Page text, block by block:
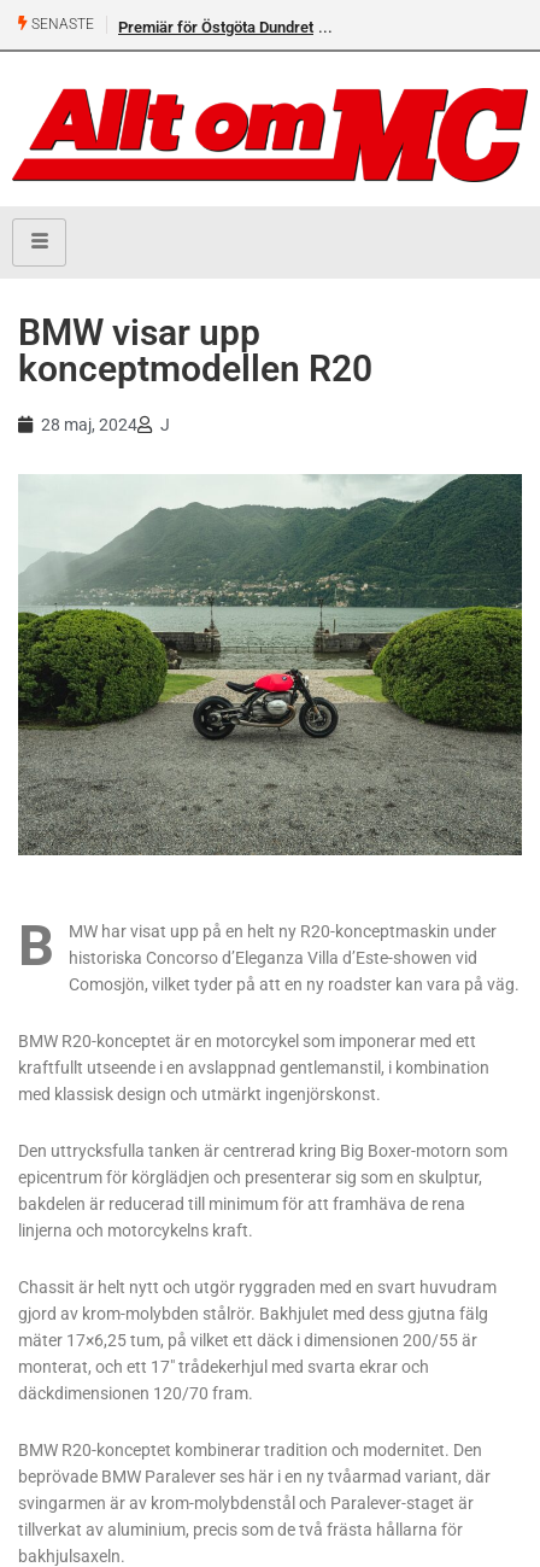
SENASTE Premiär för Östgöta Dundret
BMW visar upp
konceptmodellen R20
28 maj, 2024 J
B
MW har visat upp på en helt ny R20-konceptmaskin under
historiska Concorso d’Eleganza Villa d’Este-showen vid
Comosjön, vilket tyder på att en ny roadster kan vara på väg.
BMW R20-konceptet är en motorcykel som imponerar med ett
kraftfullt utseende i en avslappnad gentlemanstil, i kombination
med klassisk design och utmärkt ingenjörskonst.
Den uttrycksfulla tanken är centrerad kring Big Boxer-motorn som
epicentrum för körglädjen och presenterar sig som en skulptur,
bakdelen är reducerad till minimum för att framhäva de rena
linjerna och motorcykelns kraft.
Chassit är helt nytt och utgör ryggraden med en svart huvudram
gjord av krom-molybden stålrör. Bakhjulet med dess gjutna fälg
mäter 17×6,25 tum, på vilket ett däck i dimensionen 200/55 är
monterat, och ett 17″ trådekerhjul med svarta ekrar och
däckdimensionen 120/70 fram.
BMW R20-konceptet kombinerar tradition och modernitet. Den
beprövade BMW Paralever ses här i en ny tvåarmad variant, där
svingarmen är av krom-molybdenstål och Paralever-staget är
tillverkat av aluminium, precis som de två frästa hållarna för
bakhjulsaxeln.